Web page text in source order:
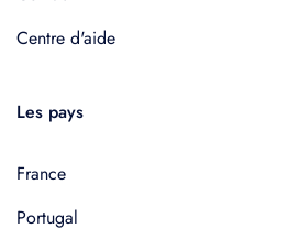
Centre d'aide
Les pays
France
Portugal